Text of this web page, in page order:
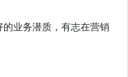
业务潜质，有志在营销